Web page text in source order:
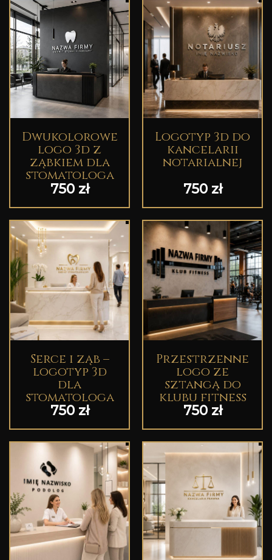
Dwukolorowe
logo 3d z
ząbkiem dla
stomatologa
750 zł
Logotyp 3d do
kancelarii
notarialnej
750 zł
Serce i ząb –
logotyp 3d
dla
stomatologa
750 zł
Przestrzenne
logo ze
sztangą do
klubu fitness
750 zł